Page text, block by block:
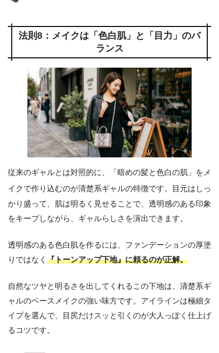
法則8：メイクは「色白肌」と「目力」のバ
ランス
従来のギャルとは対照的に、「暗めの髪と色白の肌」をメ
イクで作り込むのが清楚系ギャルの特徴です。目元はしっ
かり盛って、肌は明るく見せることで、透明感のある印象
をキープしながら、ギャルらしさを演出できます。
透明感のある色白肌を作るには、ファンデーションの厚塗
りではなく 『トーンアップ下地』に頼るのが正解。
自然なツヤと明るさを出してくれるこの下地は、清楚系ギ
ャルのベースメイクの強い味方です。アイラインは極細タ
イプを選んで、目尻だけスッと引くのが大人っぽく仕上げ
るコツです。